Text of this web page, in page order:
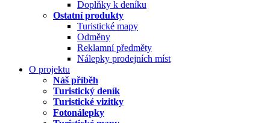
Doplňky k deníku
Ostatní produkty
Turistické mapy
Odměny
Reklamní předměty
Nálepky prodejních míst
O projektu
Náš příběh
Turistický deník
Turistické vizitky
Fotonálepky